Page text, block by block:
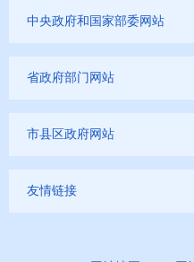
中央政府和国家部委网站
省政府部门网站
市县区政府网站
友情链接